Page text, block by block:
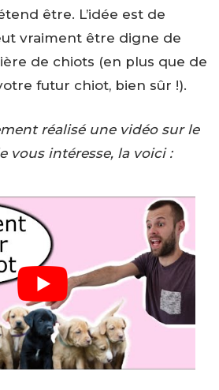
être. L’idée est de
vraiment être digne de
de chiots (en plus que de
futur chiot, bien sûr !).
réalisé une vidéo sur le
vous intéresse, la voici :